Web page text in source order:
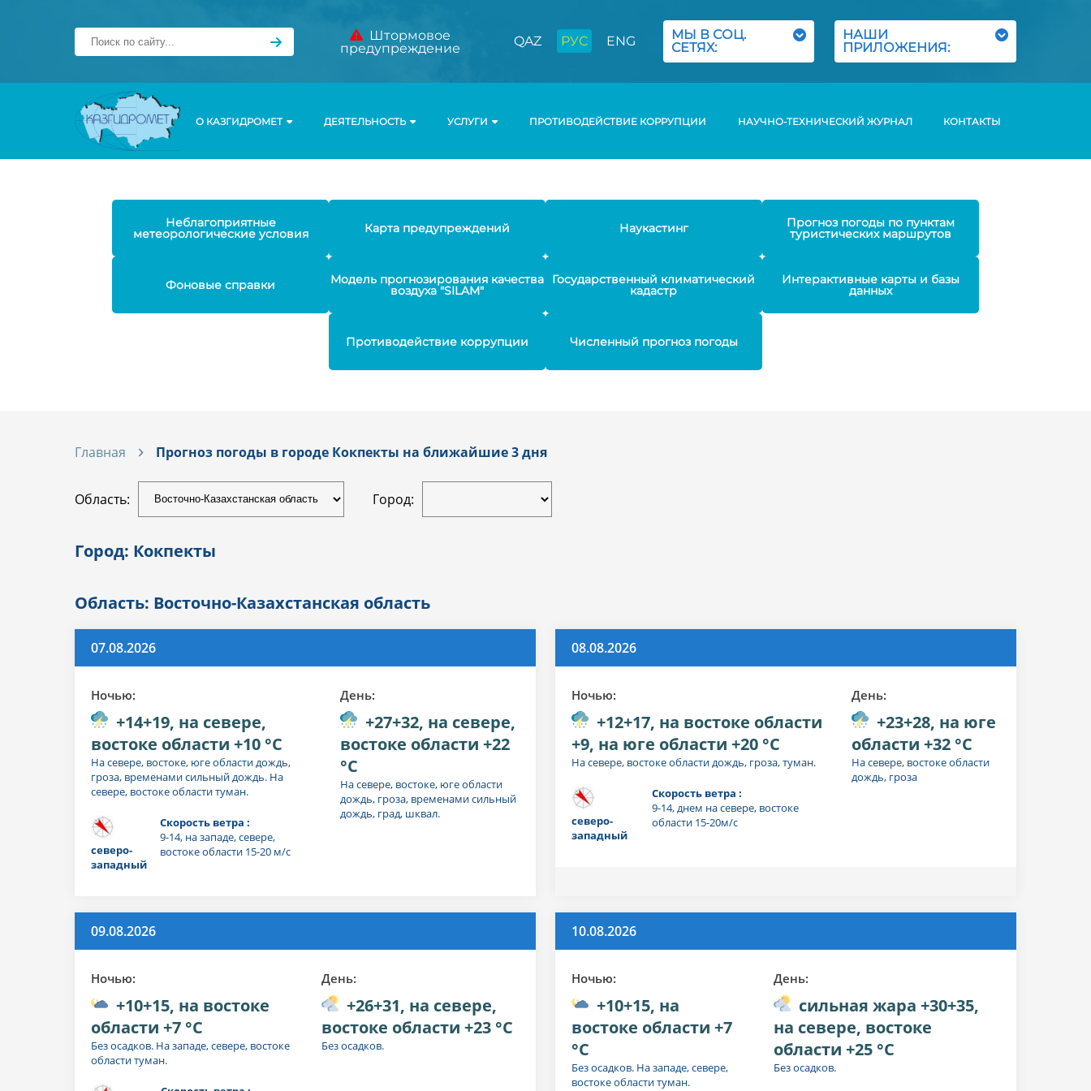
Штормовое
предупреждение
QAZ РУС ENG
МЫ В СОЦ.
СЕТЯХ:
НАШИ
ПРИЛОЖЕНИЯ:
О КАЗГИДРОМЕТ ДЕЯТЕЛЬНОСТЬ УСЛУГИ ПРОТИВОДЕЙСТВИЕ КОРРУПЦИИ НАУЧНО-ТЕХНИЧЕСКИЙ ЖУРНАЛ КОНТАКТЫ
Неблагоприятные
метеорологические условия Карта предупреждений Наукастинг Прогноз погоды по пунктам
туристических маршрутов
Фоновые справки Модель прогнозирования качества
воздуха "SILAM"
Государственный климатический
кадастр
Интерактивные карты и базы
данных
Противодействие коррупции Численный прогноз погоды
Главная Прогноз погоды в городе Кокпекты на ближайшие 3 дня
Область: Город:
Город: Кокпекты
Область: Восточно-Казахстанская область
07.08.2026
Ночью:
+14+19, на севере,
востоке области +10 °C
На севере, востоке, юге области дождь,
гроза, временами сильный дождь. На
севере, востоке области туман.
северо-
западный
Скорость ветра :
9-14, на западе, севере,
востоке области 15-20 м/с
День:
+27+32, на севере,
востоке области +22
°C
На севере, востоке, юге области
дождь, гроза, временами сильный
дождь, град, шквал.
08.08.2026
Ночью:
+12+17, на востоке области
+9, на юге области +20 °C
На севере, востоке области дождь, гроза, туман.
северо-
западный
Скорость ветра :
9-14, днем на севере, востоке
области 15-20м/с
День:
+23+28, на юге
области +32 °C
На севере, востоке области
дождь, гроза
09.08.2026
Ночью:
+10+15, на востоке
области +7 °C
Без осадков. На западе, севере, востоке
области туман.
День:
+26+31, на севере,
востоке области +23 °C
Без осадков.
10.08.2026
Ночью:
+10+15, на
востоке области +7
°C
Без осадков. На западе, севере,
востоке области туман.
День:
сильная жара +30+35,
на севере, востоке
области +25 °C
Без осадков.